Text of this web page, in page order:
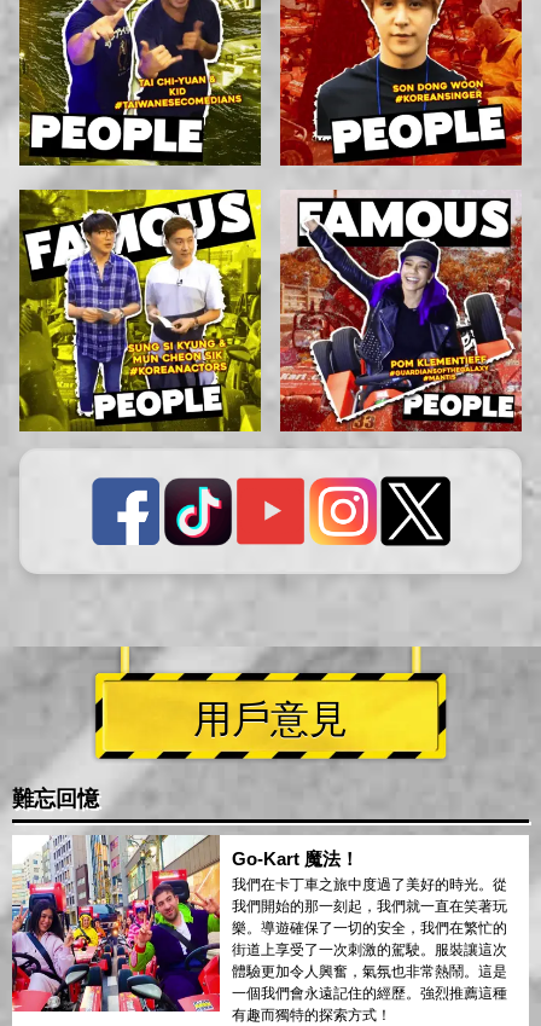
用戶意見
難忘回憶
Go-Kart 魔法！
我們在卡丁車之旅中度過了美好的時光。從
我們開始的那一刻起，我們就一直在笑著玩
樂。導遊確保了一切的安全，我們在繁忙的
街道上享受了一次刺激的駕駛。服裝讓這次
體驗更加令人興奮，氣氛也非常熱鬧。這是
一個我們會永遠記住的經歷。強烈推薦這種
有趣而獨特的探索方式！